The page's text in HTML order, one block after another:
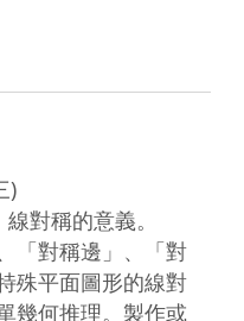
)
對稱的意義。
「對稱邊」、「對
殊平面圖形的線對
幾何推理。製作或